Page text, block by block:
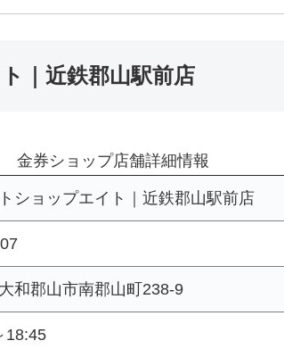
｜近鉄郡山駅前店
金券ショップ店舗詳細情報
ショップエイト｜近鉄郡山駅前店
和郡山市南郡山町238-9
18:45